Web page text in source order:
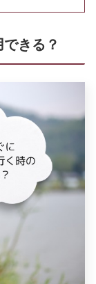
きる？